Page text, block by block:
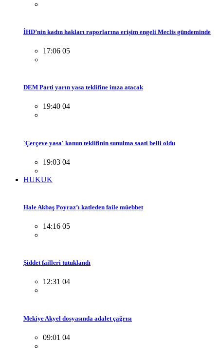
İHD’nin kadın hakları raporlarına erişim engeli Meclis gündeminde
17:06 05
DEM Parti yarın yasa teklifine imza atacak
19:40 04
'Çerçeve yasa' kanun teklifinin sunulma saati belli oldu
19:03 04
HUKUK
Hale Akbaş Poyraz’ı katleden faile müebbet
14:16 05
Şiddet failleri tutuklandı
12:31 04
Mekiye Akyel dosyasında adalet çağrısı
09:01 04